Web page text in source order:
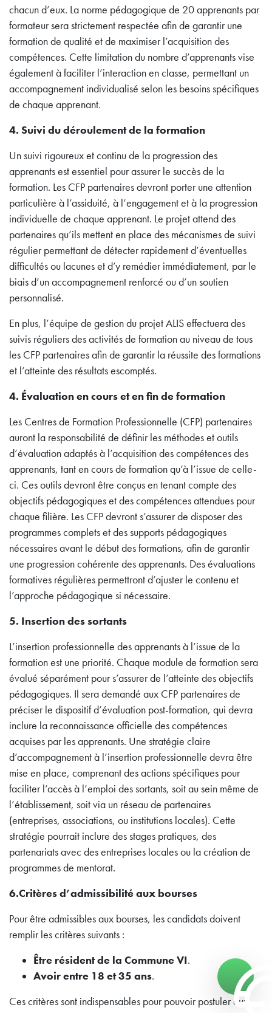
chacun d’eux. La norme pédagogique de 20 apprenants par
formateur sera strictement respectée afin de garantir une
formation de qualité et de maximiser l’acquisition des
compétences. Cette limitation du nombre d’apprenants vise
également à faciliter l’interaction en classe, permettant un
accompagnement individualisé selon les besoins spécifiques
de chaque apprenant.
4. Suivi du déroulement de la formation
Un suivi rigoureux et continu de la progression des
apprenants est essentiel pour assurer le succès de la
formation. Les CFP partenaires devront porter une attention
particulière à l’assiduité, à l’engagement et à la progression
individuelle de chaque apprenant. Le projet attend des
partenaires qu’ils mettent en place des mécanismes de suivi
régulier permettant de détecter rapidement d’éventuelles
difficultés ou lacunes et d’y remédier immédiatement, par le
biais d’un accompagnement renforcé ou d’un soutien
personnalisé.
En plus, l’équipe de gestion du projet ALIS effectuera des
suivis réguliers des activités de formation au niveau de tous
les CFP partenaires afin de garantir la réussite des formations
et l’atteinte des résultats escomptés.
4. Évaluation en cours et en fin de formation
Les Centres de Formation Professionnelle (CFP) partenaires
auront la responsabilité de définir les méthodes et outils
d’évaluation adaptés à l’acquisition des compétences des
apprenants, tant en cours de formation qu’à l’issue de celle-
ci. Ces outils devront être conçus en tenant compte des
objectifs pédagogiques et des compétences attendues pour
chaque filière. Les CFP devront s’assurer de disposer des
programmes complets et des supports pédagogiques
nécessaires avant le début des formations, afin de garantir
une progression cohérente des apprenants. Des évaluations
formatives régulières permettront d’ajuster le contenu et
l’approche pédagogique si nécessaire.
5. Insertion des sortants
L’insertion professionnelle des apprenants à l’issue de la
formation est une priorité. Chaque module de formation sera
évalué séparément pour s’assurer de l’atteinte des objectifs
pédagogiques. Il sera demandé aux CFP partenaires de
préciser le dispositif d’évaluation post-formation, qui devra
inclure la reconnaissance officielle des compétences
acquises par les apprenants. Une stratégie claire
d’accompagnement à l’insertion professionnelle devra être
mise en place, comprenant des actions spécifiques pour
faciliter l’accès à l’emploi des sortants, soit au sein même de
l’établissement, soit via un réseau de partenaires
(entreprises, associations, ou institutions locales). Cette
stratégie pourrait inclure des stages pratiques, des
partenariats avec des entreprises locales ou la création de
programmes de mentorat.
6.Critères d’admissibilité aux bourses
Pour être admissibles aux bourses, les candidats doivent
remplir les critères suivants :
Être résident de la Commune VI.
Avoir entre 18 et 35 ans.
Ces critères sont indispensables pour pouvoir postuler aux